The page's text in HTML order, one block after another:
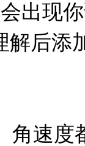
会出现
解后添
角速度